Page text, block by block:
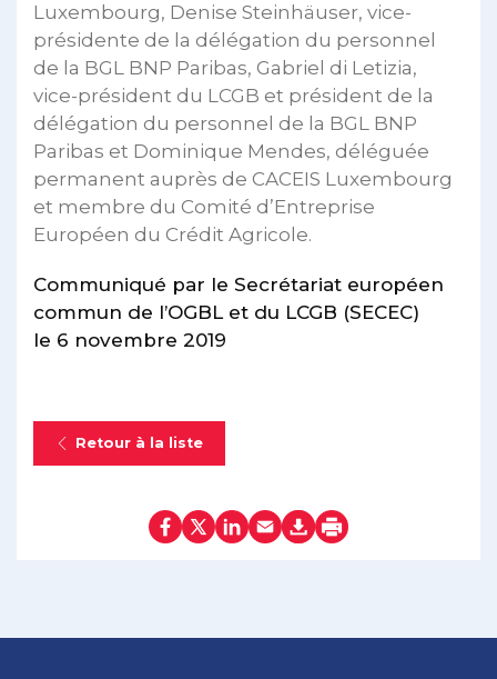
Luxembourg, Denise Steinhäuser, vice-
présidente de la délégation du personnel
de la BGL BNP Paribas, Gabriel di Letizia,
vice-président du LCGB et président de la
délégation du personnel de la BGL BNP
Paribas et Dominique Mendes, déléguée
permanent auprès de CACEIS Luxembourg
et membre du Comité d’Entreprise
Européen du Crédit Agricole.
Communiqué par le Secrétariat européen
commun de l’OGBL et du LCGB (SECEC)
le 6 novembre 2019
Retour à la liste